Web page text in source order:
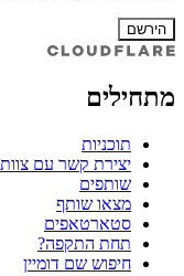
הירשם
מתחילים
תוכניות
יצירת קשר עם
שותפים
מצאו שותף
סטארטאפים
תחת התקפה?
חיפוש שם דומיין